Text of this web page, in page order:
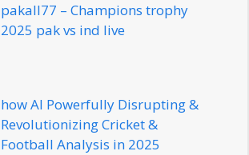
pakall77 – Champions trophy
2025 pak vs ind live
how AI Powerfully Disrupting &
Revolutionizing Cricket &
Football Analysis in 2025